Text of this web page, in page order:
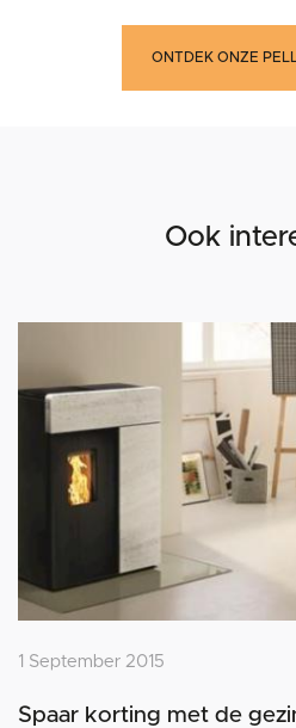
ONTDEK ONZE
Ook
1 September 2015
Spaar korting met de